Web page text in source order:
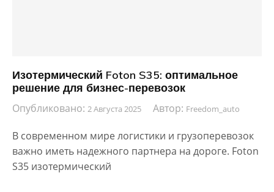
Изотермический Foton S35: оптимальное
решение для бизнес-перевозок
Опубликовано: 2 Августа 2025 Автор: Freedom_auto
В современном мире логистики и грузоперевозок
важно иметь надежного партнера на дороге. Foton
S35 изотермический